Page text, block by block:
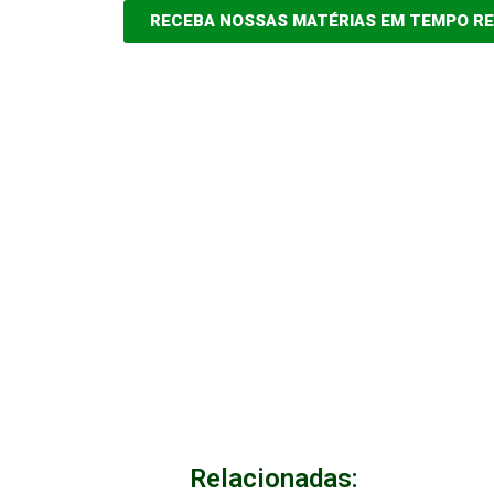
RECEBA NOSSAS MATÉRIAS EM TEMPO
Relacionadas: